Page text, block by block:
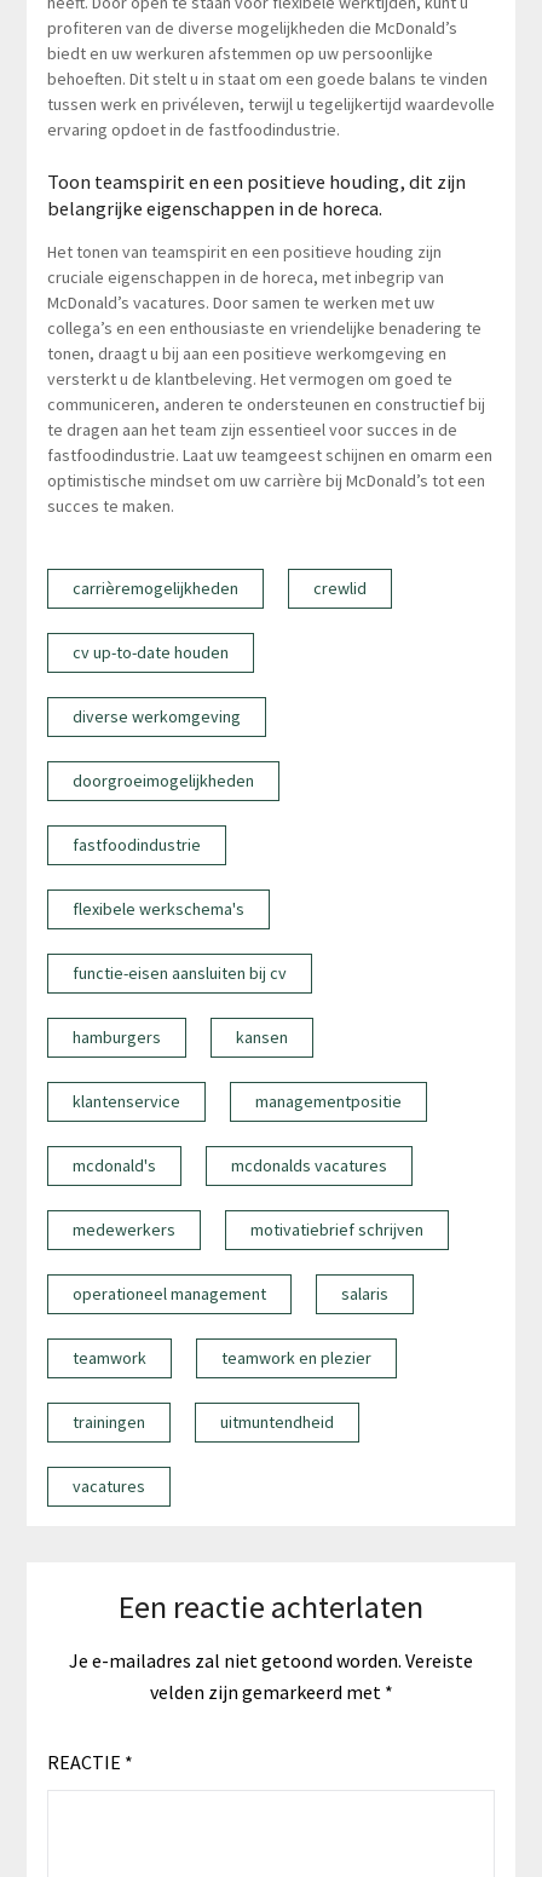
profiteren van de diverse mogelijkheden die McDonald’s
biedt en uw werkuren afstemmen op uw persoonlijke
behoeften. Dit stelt u in staat om een goede balans te vinden
tussen werk en privéleven, terwijl u tegelijkertijd waardevolle
ervaring opdoet in de fastfoodindustrie.
Toon teamspirit en een positieve houding, dit zijn
belangrijke eigenschappen in de horeca.
Het tonen van teamspirit en een positieve houding zijn
cruciale eigenschappen in de horeca, met inbegrip van
McDonald’s vacatures. Door samen te werken met uw
collega’s en een enthousiaste en vriendelijke benadering te
tonen, draagt u bij aan een positieve werkomgeving en
versterkt u de klantbeleving. Het vermogen om goed te
communiceren, anderen te ondersteunen en constructief bij
te dragen aan het team zijn essentieel voor succes in de
fastfoodindustrie. Laat uw teamgeest schijnen en omarm een
optimistische mindset om uw carrière bij McDonald’s tot een
succes te maken.
carrièremogelijkheden crewlid
cv up-to-date houden
diverse werkomgeving
doorgroeimogelijkheden
fastfoodindustrie
flexibele werkschema's
functie-eisen aansluiten bij cv
hamburgers kansen
klantenservice managementpositie
mcdonald's mcdonalds vacatures
medewerkers motivatiebrief schrijven
operationeel management salaris
teamwork teamwork en plezier
trainingen uitmuntendheid
vacatures
Een reactie achterlaten
Je e-mailadres zal niet getoond worden. Vereiste
velden zijn gemarkeerd met *
REACTIE *